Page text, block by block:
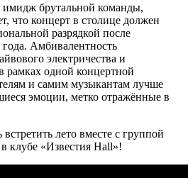
брутальной команды,
что концерт в столице должен
разрядкой после
года. Амбивалентность
электричества и
рамках одной концертной
и самим музыкантам лучше
эмоции, метко отражённые в
лето вместе с группой
клубе «Известия Hall»!